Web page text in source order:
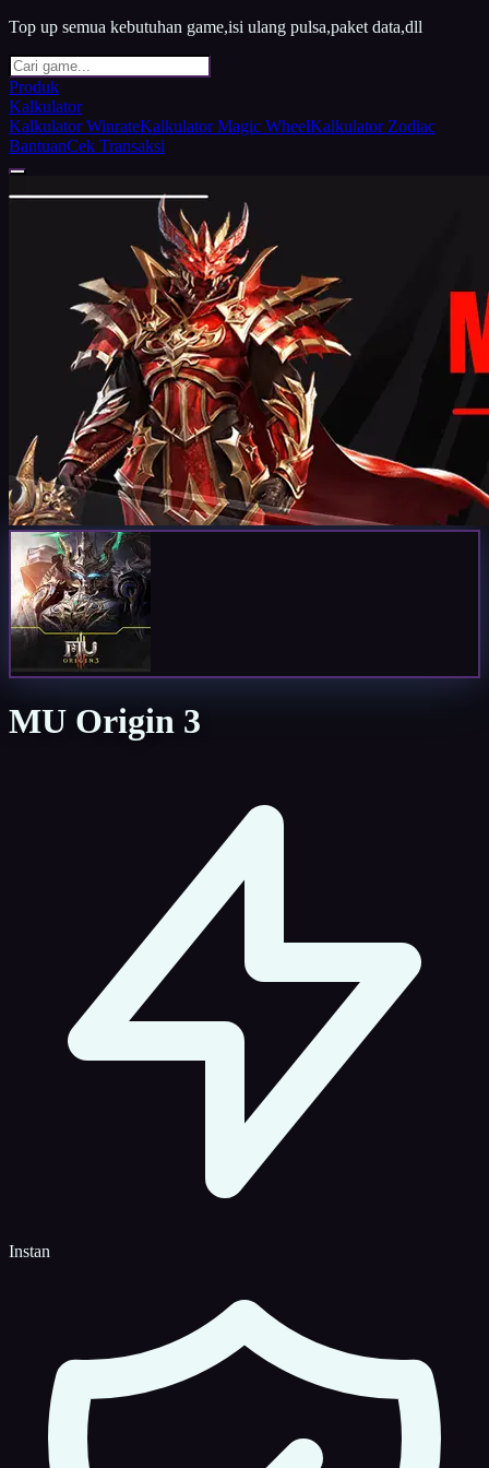
Top up semua kebutuhan game,isi ulang pulsa,paket data,dll
Produk
Kalkulator
Kalkulator WinrateKalkulator Magic WheelKalkulator Zodiac
BantuanCek Transaksi
MU Origin 3
Instan